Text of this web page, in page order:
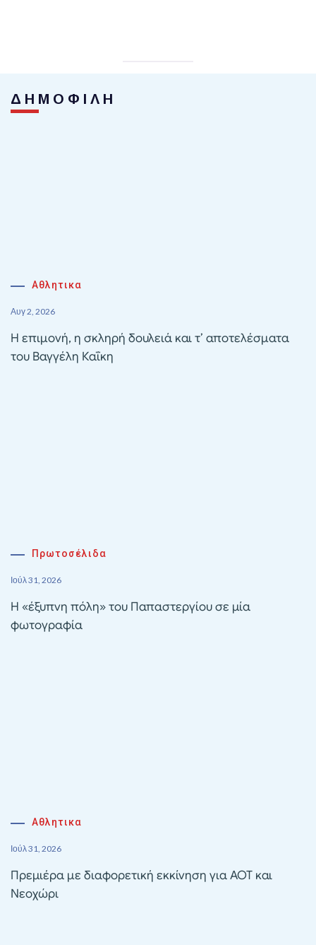
ΔΗΜΟΦΙΛΗ
Αθλητικα
Αυγ 2, 2026
Η επιμονή, η σκληρή δουλειά και τ’ αποτελέσματα
του Βαγγέλη Καΐκη
Πρωτοσέλιδα
Ιούλ 31, 2026
Η «έξυπνη πόλη» του Παπαστεργίου σε μία
φωτογραφία
Αθλητικα
Ιούλ 31, 2026
Πρεμιέρα με διαφορετική εκκίνηση για ΑΟΤ και
Νεοχώρι